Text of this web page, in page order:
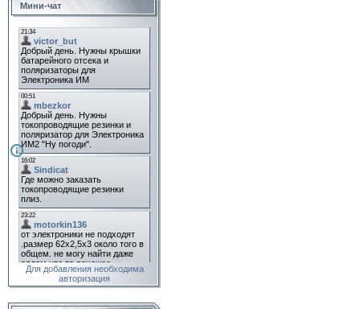
Мини-чат
Для добавления необходима
авторизация